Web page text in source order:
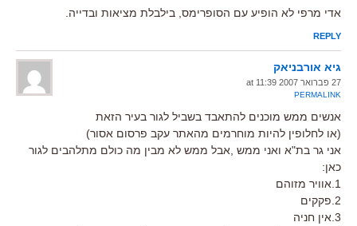
אדי מרפי לא הופיע עם הסופרימס, בילבלת מציאות ובדייה.
REPLY
גיא אורבניאק
27 פברואר 2007 at 11:39
PERMALINK
אנשים ממש מוכנים להתאבד בשביל לגור בעיר הזאת
(או לחלופין להיות מוחרמים מהאתר עקב פרסום אסור)
אני גר בת"א ואני ממש ,אבל ממש לא מבין מה כולם מתלהבים לגור
כאן:
1.אוויר מזוהם
2.פקקים
3.אין חניה